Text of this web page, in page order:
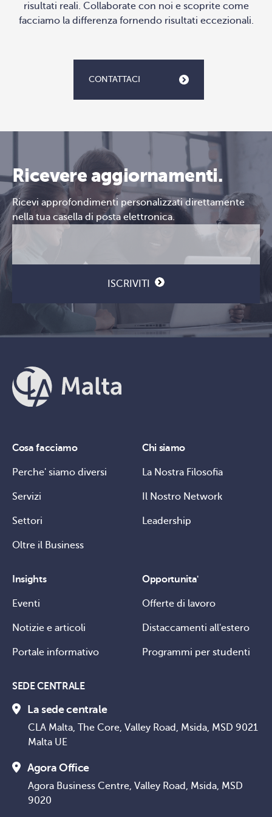
risultati reali. Collaborate con noi e scoprite come
facciamo la differenza fornendo risultati eccezionali.
CONTATTACI
Ricevere aggiornamenti.
Ricevi approfondimenti personalizzati direttamente
nella tua casella di posta elettronica.
ISCRIVITI
Cosa facciamo
Perche' siamo diversi
Servizi
Settori
Oltre il Business
Chi siamo
La Nostra Filosofia
Il Nostro Network
Leadership
Insights
Eventi
Notizie e articoli
Portale informativo
Opportunita'
Offerte di lavoro
Distaccamenti all'estero
Programmi per studenti
SEDE CENTRALE
La sede centrale
CLA Malta, The Core, Valley Road, Msida, MSD 9021
Malta UE
Agora Office
Agora Business Centre, Valley Road, Msida, MSD
9020